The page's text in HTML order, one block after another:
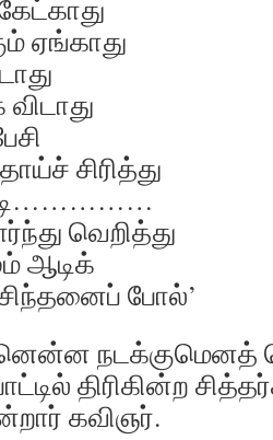
ஏங்காது
சிரித்து
வெறித்து
ஆடிக்
சிந்தனைப் போல்’
நடக்குமெனத்
திரிகின்ற
கவிஞர்.